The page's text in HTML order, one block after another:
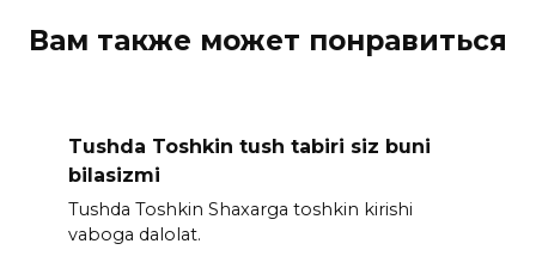
Вам также может понравиться
Tushda Toshkin tush tabiri siz buni
bilasizmi
Tushda Toshkin Shaxarga toshkin kirishi
vaboga dalolat.